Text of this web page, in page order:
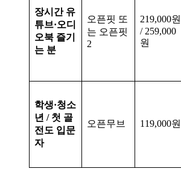
장시간 유
튜브·오디
오북 즐기
는 분
오픈핏 또
는 오픈핏
2
219,000원
/ 259,000
원
학생·청소
년 / 첫 골
전도 입문
자
오픈무브 119,000원